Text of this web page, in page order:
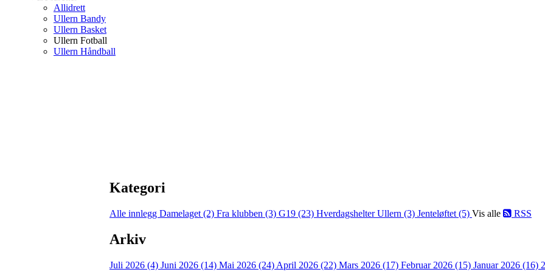
Allidrett
Ullern Bandy
Ullern Basket
Ullern Fotball
Ullern Håndball
Kategori
Alle innlegg Damelaget (2) Fra klubben (3) G19 (23) Hverdagshelter Ullern (3) Jenteløftet (5) Vis alle RSS
Arkiv
Juli 2026 (4) Juni 2026 (14) Mai 2026 (24) April 2026 (22) Mars 2026 (17) Februar 2026 (15) Januar 2026 (16)